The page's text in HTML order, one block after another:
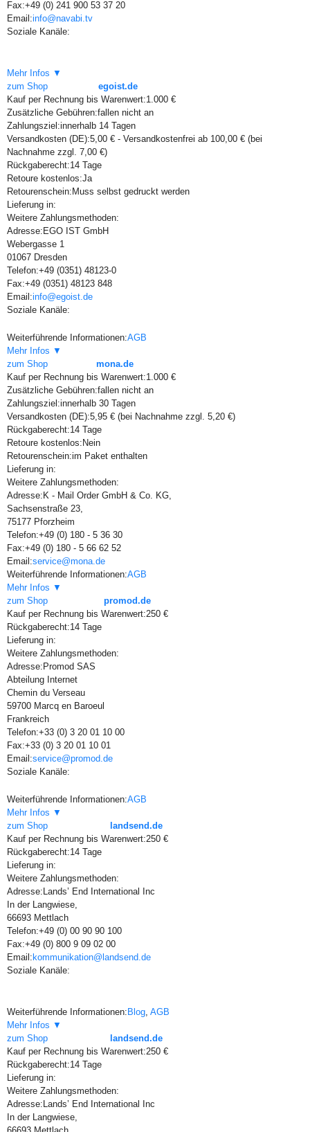
Fax:+49 (0) 241 900 53 37 20
Email:info@navabi.tv
Soziale Kanäle:
Mehr Infos ▼
zum Shop
egoist.de
Kauf per Rechnung bis Warenwert:1.000 €
Zusätzliche Gebühren:fallen nicht an
Zahlungsziel:innerhalb 14 Tagen
Versandkosten (DE):5,00 € - Versandkostenfrei ab 100,00 € (bei
Nachnahme zzgl. 7,00 €)
Rückgaberecht:14 Tage
Retoure kostenlos:Ja
Retourenschein: Muss selbst gedruckt werden
Lieferung in:
Weitere Zahlungsmethoden:
Adresse: EGO IST GmbH
Webergasse 1
01067 Dresden
Telefon:+49 (0351) 48123-0
Fax:+49 (0351) 48123 848
Email:info@egoist.de
Soziale Kanäle:
Weiterführende Informationen:AGB
Mehr Infos ▼
zum Shop
mona.de
Kauf per Rechnung bis Warenwert:1.000 €
Zusätzliche Gebühren:fallen nicht an
Zahlungsziel:innerhalb 30 Tagen
Versandkosten (DE):5,95 € (bei Nachnahme zzgl. 5,20 €)
Rückgaberecht:14 Tage
Retoure kostenlos: Nein
Retourenschein:im Paket enthalten
Lieferung in:
Weitere Zahlungsmethoden:
Adresse: K - Mail Order GmbH & Co. KG,
Sachsenstraße 23,
75177 Pforzheim
Telefon:+49 (0) 180 - 5 36 30
Fax:+49 (0) 180 - 5 66 62 52
Email:service@mona.de
Weiterführende Informationen:AGB
Mehr Infos ▼
zum Shop
promod.de
Kauf per Rechnung bis Warenwert:250 €
Rückgaberecht:14 Tage
Lieferung in:
Weitere Zahlungsmethoden:
Adresse: Promod SAS
Abteilung Internet
Chemin du Verseau
59700 Marcq en Baroeul
Frankreich
Telefon:+33 (0) 3 20 01 10 00
Fax:+33 (0) 3 20 01 10 01
Email:service@promod.de
Soziale Kanäle:
Weiterführende Informationen:AGB
Mehr Infos ▼
zum Shop
landsend.de
Kauf per Rechnung bis Warenwert:250 €
Rückgaberecht:14 Tage
Lieferung in:
Weitere Zahlungsmethoden:
Adresse: Lands’ End International Inc
In der Langwiese,
66693 Mettlach
Telefon:+49 (0) 00 90 90 100
Fax:+49 (0) 800 9 09 02 00
Email: kommunikation@landsend.de
Soziale Kanäle:
Weiterführende Informationen: Blog, AGB
Mehr Infos ▼
zum Shop
landsend.de
Kauf per Rechnung bis Warenwert:250 €
Rückgaberecht:14 Tage
Lieferung in:
Weitere Zahlungsmethoden:
Adresse: Lands’ End International Inc
In der Langwiese,